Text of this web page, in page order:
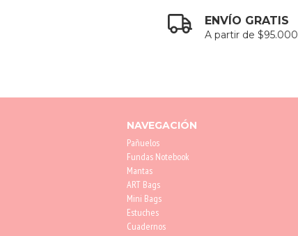
ENVÍO GRATIS
A partir de $95.000
NAVEGACIÓN
Pañuelos
Fundas Notebook
Mantas
ART Bags
Mini Bags
Estuches
Cuadernos